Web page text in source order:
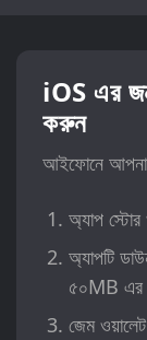
iOS এর
করুন
আইফোনে
অ্যাপ
অ্যাপটি
৫০MB এর
জেম